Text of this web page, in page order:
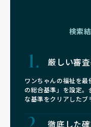
検索
厳しい審
ワンちゃんの福祉を
の総合基準」を設定
な基準をクリアしたブ
徹底した